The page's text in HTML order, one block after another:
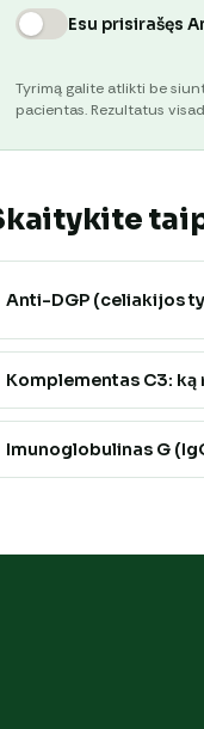
Esu prisirašęs
Tyrimą galite atlikti be
pacientas. Rezultatus
Anti-DGP (celiakijos
Komplementas C3:
Imunoglobulinas G